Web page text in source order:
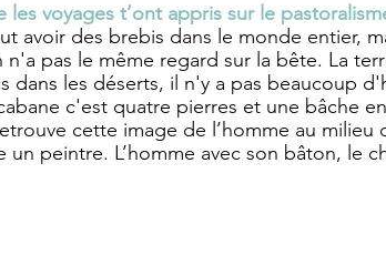
les voyages t’ont appris sur le
avoir des brebis dans le monde entier,
n'a pas le même regard sur la bête. La
dans les déserts, il n'y a pas beaucoup
c'est quatre pierres et une bâche
cette image de l’homme au
un peintre. L’homme avec son bâton, le